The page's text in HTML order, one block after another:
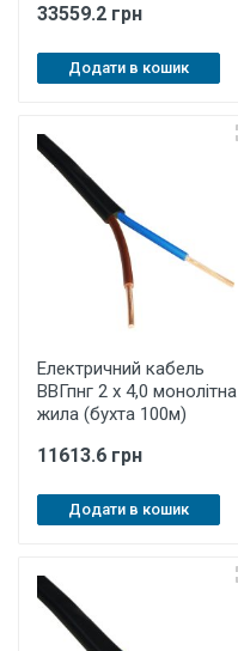
33559.2 грн
Додати в кошик
Електричний кабель
ВВГпнг 2 х 4,0 монолітна
жила (бухта 100м)
11613.6 грн
Додати в кошик